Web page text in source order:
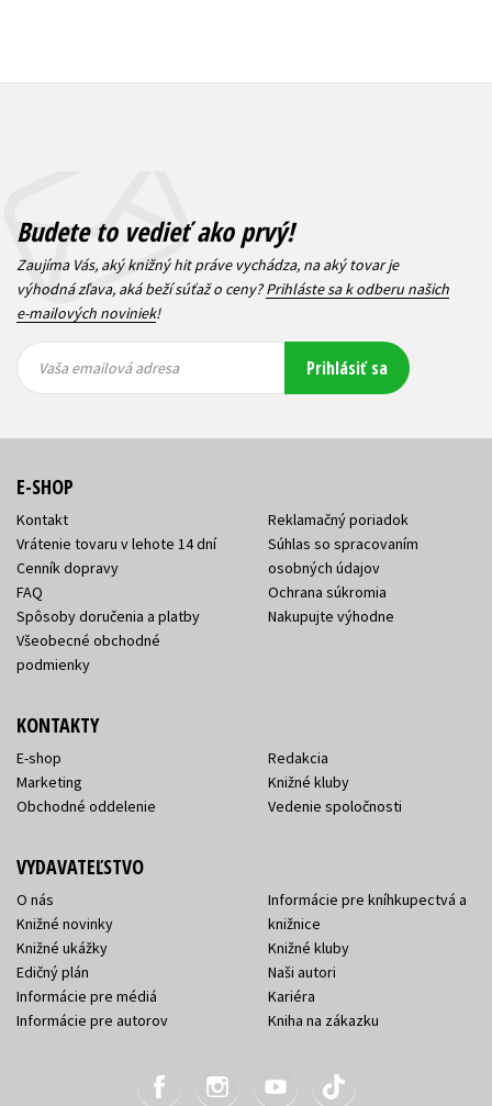
Budete to vedieť ako prvý!
Zaujíma Vás, aký knižný hit práve vychádza, na aký tovar je
výhodná zľava, aká beží súťaž o ceny?Prihláste sa k odberu našich
e-mailových noviniek!
emailová
emailová
Vaša emailová adresa Prihlásiť sa
E-SHOP
Kontakt
Vrátenie tovaru v lehote 14 dní
Cenník dopravy
FAQ
Spôsoby doručenia a platby
Všeobecné obchodné
podmienky
Reklamačný poriadok
Súhlas so spracovaním
osobných údajov
Ochrana súkromia
Nakupujte výhodne
KONTAKTY
E-shop
Marketing
Obchodné oddelenie
Redakcia
Knižné kluby
Vedenie spoločnosti
VYDAVATEĽSTVO
O nás
Knižné novinky
Knižné ukážky
Edičný plán
Informácie pre médiá
Informácie pre autorov
Informácie pre kníhkupectvá a
knižnice
Knižné kluby
Naši autori
Kariéra
Kniha na zákazku